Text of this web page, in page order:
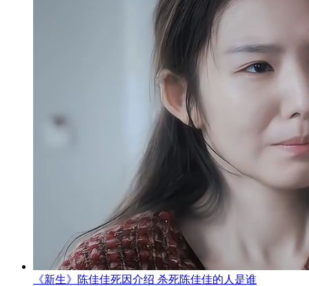
《新生》陈佳佳死因介绍 杀死陈佳佳的人是谁